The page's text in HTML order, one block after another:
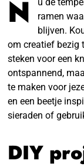
N
ramen
blijven.
om creatief bezig
steken voor een
ontspannend,
te maken voor
en een beetje
sieraden of
DIY